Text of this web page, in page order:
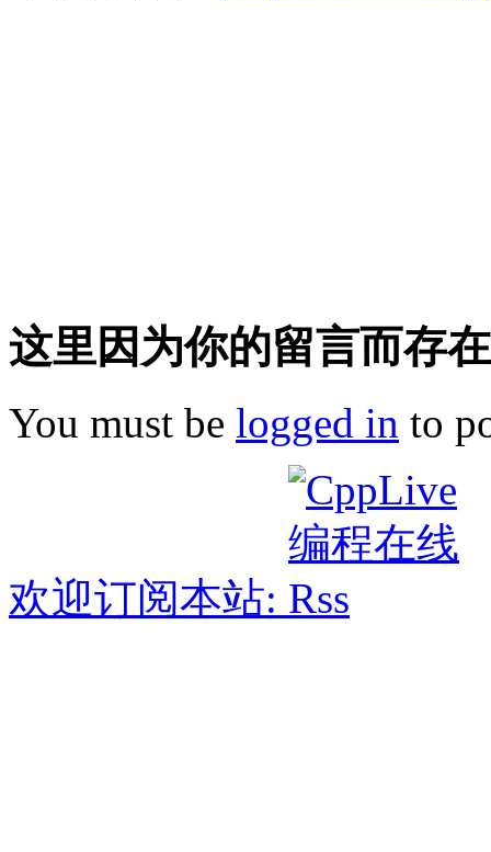
这里因为你的留言而存
You must be logged in to
欢迎订阅本站: